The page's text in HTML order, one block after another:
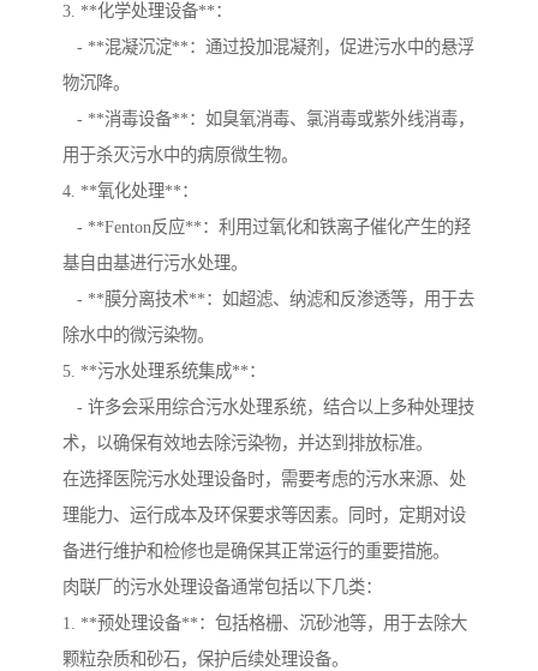
3. **化学处理设备**：
- **混凝沉淀**：通过投加混凝剂，促进污水中的悬浮
物沉降。
- **消毒设备**：如臭氧消毒、氯消毒或紫外线消毒，
用于杀灭污水中的病原微生物。
4. **氧化处理**：
- **Fenton反应**：利用过氧化和铁离子催化产生的羟
基自由基进行污水处理。
- **膜分离技术**：如超滤、纳滤和反渗透等，用于去
除水中的微污染物。
5. **污水处理系统集成**：
- 许多会采用综合污水处理系统，结合以上多种处理技
术，以确保有效地去除污染物，并达到排放标准。
在选择医院污水处理设备时，需要考虑的污水来源、处
理能力、运行成本及环保要求等因素。同时，定期对设
备进行维护和检修也是确保其正常运行的重要措施。
肉联厂的污水处理设备通常包括以下几类：
1. **预处理设备**：包括格栅、沉砂池等，用于去除大
颗粒杂质和砂石，保护后续处理设备。